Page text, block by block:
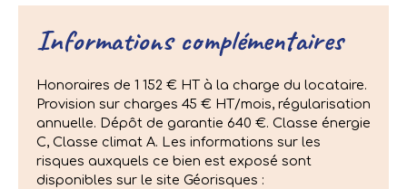
Informations complémentaires
Honoraires de 1 152 € HT à la charge du locataire.
Provision sur charges 45 € HT/mois, régularisation
annuelle. Dépôt de garantie 640 €. Classe énergie
C, Classe climat A. Les informations sur les
risques auxquels ce bien est exposé sont
disponibles sur le site Géorisques :